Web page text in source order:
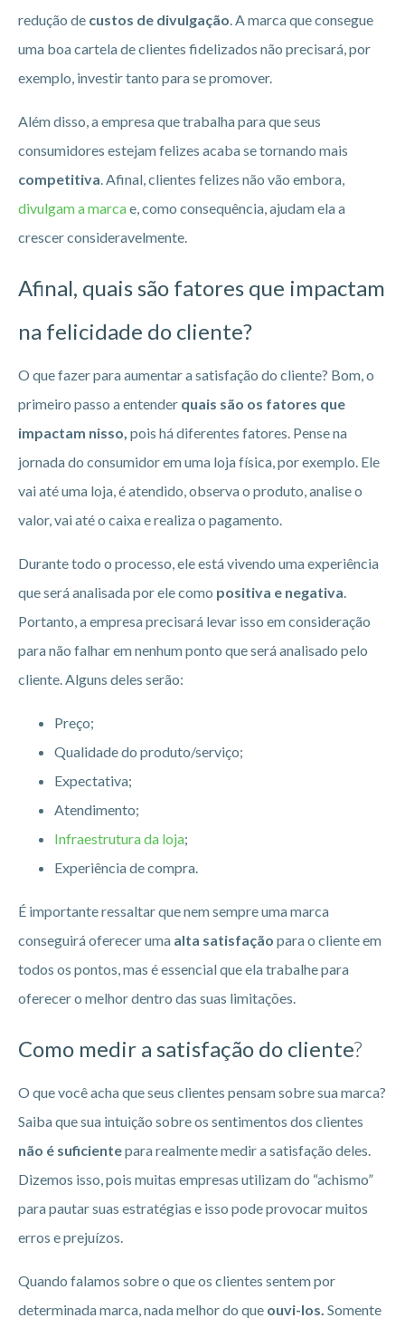
redução de custos de divulgação . A marca que consegue
uma boa cartela de clientes fidelizados não precisará, por
exemplo, investir tanto para se promover.
Além disso, a empresa que trabalha para que seus
consumidores estejam felizes acaba se tornando mais
competitiva . Afinal, clientes felizes não vão embora,
divulgam a marcae, como consequência, ajudam ela a
crescer consideravelmente.
Afinal, quais são fatores que impactam
na felicidade do cliente?
O que fazer para aumentar a satisfação do cliente? Bom, o
primeiro passo a entender quais são os fatores que
impactam nisso, pois há diferentes fatores. Pense na
jornada do consumidor em uma loja física, por exemplo. Ele
vai até uma loja, é atendido, observa o produto, analise o
valor, vai até o caixa e realiza o pagamento.
Durante todo o processo, ele está vivendo uma experiência
que será analisada por ele como positiva e negativa
Portanto, a empresa precisará levar isso em consideração
para não falhar em nenhum ponto que será analisado pelo
cliente. Alguns deles serão:
Preço;
Qualidade do produto/serviço;
Expectativa;
Atendimento;
Infraestrutura da loja;
Experiência de compra.
É importante ressaltar que nem sempre uma marca
conseguirá oferecer uma alta satisfação para o cliente em
todos os pontos, mas é essencial que ela trabalhe para
oferecer o melhor dentro das suas limitações.
Como medir a satisfação do cliente?
O que você acha que seus clientes pensam sobre sua marca?
Saiba que sua intuição sobre os sentimentos dos clientes
não é suficientepara realmente medir a satisfação deles.
Dizemos isso, pois muitas empresas utilizam do “achismo”
para pautar suas estratégias e isso pode provocar muitos
erros e prejuízos.
Quando falamos sobre o que os clientes sentem por
determinada marca, nada melhor do que ouvi-los. Somente